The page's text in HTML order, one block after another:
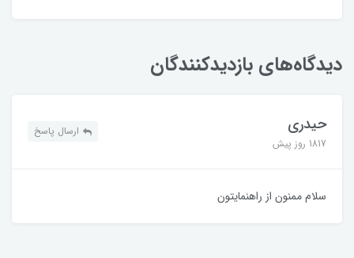
دیدگاه‌های بازدیدکنندگان
حیدری
1817 روز پیش
ارسال پاسخ
سلام ممنون از راهنمایتون